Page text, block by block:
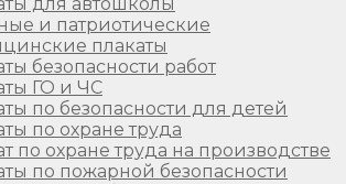
для автошколы
и патриотические
плакаты
безопасности работ
ГО и ЧС
по безопасности для детей
по охране труда
по охране труда на производстве
по пожарной безопасности